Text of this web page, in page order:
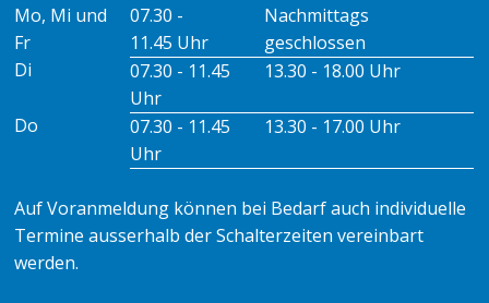
Öffnungszeiten Vormittag Öffnungszeiten
Mo, Mi und
Fr
07.30 -
11.45 Uhr
Nachmittags
geschlossen
Di
07.30 - 11.45
Uhr
13.30 - 18.00 Uhr
Do
07.30 - 11.45
Uhr
13.30 - 17.00 Uhr
Auf Voranmeldung können bei Bedarf auch individuelle
Termine ausserhalb der Schalterzeiten vereinbart
werden.